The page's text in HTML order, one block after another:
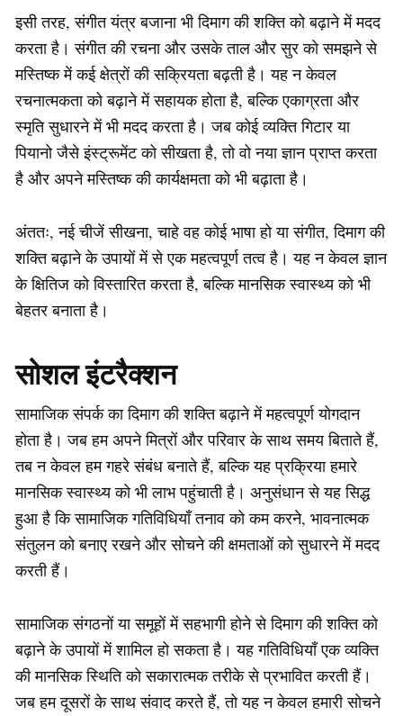
इसी तरह, संगीत यंत्र बजाना भी दिमाग की शक्ति को बढ़ाने में मदद
करता है। संगीत की रचना और उसके ताल और सुर को समझने से
मस्तिष्क में कई क्षेत्रों की सक्रियता बढ़ती है। यह न केवल
रचनात्मकता को बढ़ाने में सहायक होता है, बल्कि एकाग्रता और
स्मृति सुधारने में भी मदद करता है। जब कोई व्यक्ति गिटार या
पियानो जैसे इंस्ट्रूमेंट को सीखता है, तो वो नया ज्ञान प्राप्त करता
है और अपने मस्तिष्क की कार्यक्षमता को भी बढ़ाता है।
अंततः, नई चीजें सीखना, चाहे वह कोई भाषा हो या संगीत, दिमाग की
शक्ति बढ़ाने के उपायों में से एक महत्वपूर्ण तत्व है। यह न केवल ज्ञान
के क्षितिज को विस्तारित करता है, बल्कि मानसिक स्वास्थ्य को भी
बेहतर बनाता है।
सोशल इंटरैक्शन
सामाजिक संपर्क का दिमाग की शक्ति बढ़ाने में महत्वपूर्ण योगदान
होता है। जब हम अपने मित्रों और परिवार के साथ समय बिताते हैं,
तब न केवल हम गहरे संबंध बनाते हैं, बल्कि यह प्रक्रिया हमारे
मानसिक स्वास्थ्य को भी लाभ पहुंचाती है। अनुसंधान से यह सिद्ध
हुआ है कि सामाजिक गतिविधियाँ तनाव को कम करने, भावनात्मक
संतुलन को बनाए रखने और सोचने की क्षमताओं को सुधारने में मदद
करती हैं।
सामाजिक संगठनों या समूहों में सहभागी होने से दिमाग की शक्ति को
बढ़ाने के उपायों में शामिल हो सकता है। यह गतिविधियाँ एक व्यक्ति
की मानसिक स्थिति को सकारात्मक तरीके से प्रभावित करती हैं।
जब हम दूसरों के साथ संवाद करते हैं, तो यह न केवल हमारी सोचने